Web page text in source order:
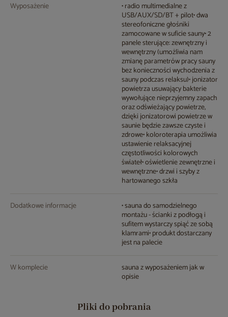
Wyposażenie • radio multimedialne z
USB/AUX/SD/BT + pilot• dwa
stereofoniczne głośniki
zamocowane w suficie sauny• 2
panele sterujące: zewnętrzny i
wewnętrzny (umożliwia nam
zmianę parametrów pracy sauny
bez konieczności wychodzenia z
sauny podczas relaksu)• jonizator
powietrza usuwający bakterie
wywołujące nieprzyjemny zapach
oraz odświeżający powietrze,
dzięki jonizatorowi powietrze w
saunie będzie zawsze czyste i
zdrowe• koloroterapia umożliwia
ustawienie relaksacyjnej
częstotliwości kolorowych
świateł• oświetlenie zewnętrzne i
wewnętrzne• drzwi i szyby z
hartowanego szkła
Dodatkowe informacje • sauna do samodzielnego
montażu - ścianki z podłogą i
sufitem wystarczy spiąć ze sobą
klamrami• produkt dostarczany
jest na palecie
W komplecie sauna z wyposażeniem jak w
opisie
Pliki do pobrania